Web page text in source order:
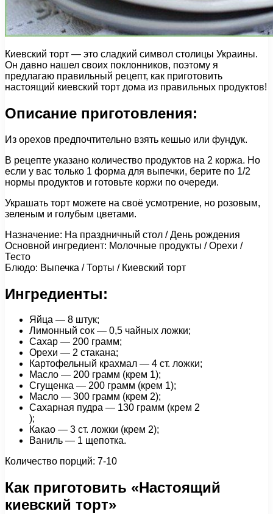
Киевский торт — это сладкий символ столицы Украины.
Он давно нашел своих поклонников, поэтому я
предлагаю правильный рецепт, как приготовить
настоящий киевский торт дома из правильных продуктов!
Описание приготовления:
Из орехов предпочтительно взять кешью или фундук.
В рецепте указано количество продуктов на 2 коржа. Но
если у вас только 1 форма для выпечки, берите по 1/2
нормы продуктов и готовьте коржи по очереди.
Украшать торт можете на своё усмотрение, но розовым,
зеленым и голубым цветами.
Назначение: На праздничный стол / День рождения
Основной ингредиент: Молочные продукты / Орехи /
Тесто
Блюдо: Выпечка / Торты / Киевский торт
Ингредиенты:
Яйца — 8 штук;
Лимонный сок — 0,5 чайных ложки;
Сахар — 200 грамм;
Орехи — 2 стакана;
Картофельный крахмал — 4 ст. ложки;
Масло — 200 грамм (крем 1);
Сгущенка — 200 грамм (крем 1);
Масло — 300 грамм (крем 2);
Сахарная пудра — 130 грамм (крем 2
);
Какао — 3 ст. ложки (крем 2);
Ваниль — 1 щепотка.
Количество порций: 7-10
Как приготовить «Настоящий
киевский торт»